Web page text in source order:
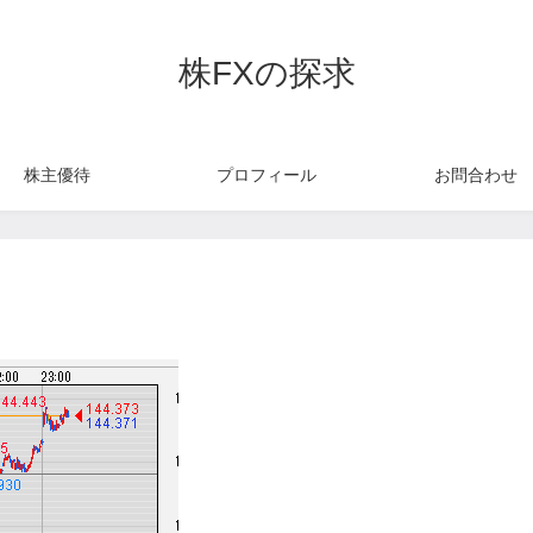
株FXの探求
株主優待 プロフィール お問合わせ